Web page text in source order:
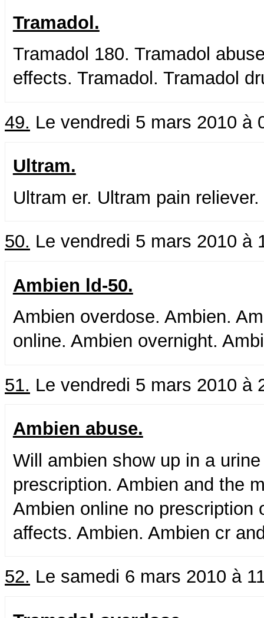
Tramadol.
Tramadol 180. Tramadol
effects. Tramadol. Tramadol
49. Le vendredi 5 mars 2010 à
Ultram.
Ultram er. Ultram pain reliever.
50. Le vendredi 5 mars 2010 à
Ambien ld-50.
Ambien overdose. Ambien.
online. Ambien overnight.
51. Le vendredi 5 mars 2010 à
Ambien abuse.
Will ambien show up in a
prescription. Ambien and the
Ambien online no prescription
affects. Ambien. Ambien cr
52. Le samedi 6 mars 2010 à